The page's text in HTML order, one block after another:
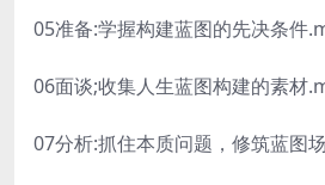
05准备:学握构建蓝图的先决条件
06面谈;收集人生蓝图构建的素材
07分析:抓住本质问题，修筑蓝图